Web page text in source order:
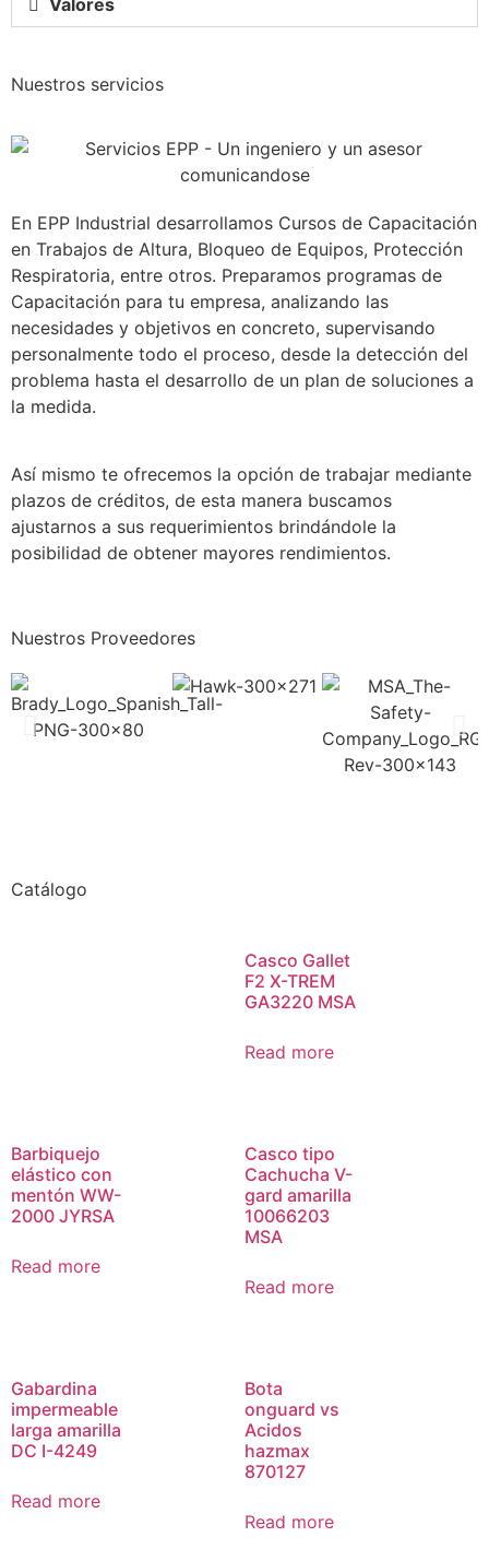
Valores
Nuestros servicios
En EPP Industrial desarrollamos Cursos de Capacitación
en Trabajos de Altura, Bloqueo de Equipos, Protección
Respiratoria, entre otros. Preparamos programas de
Capacitación para tu empresa, analizando las
necesidades y objetivos en concreto, supervisando
personalmente todo el proceso, desde la detección del
problema hasta el desarrollo de un plan de soluciones a
la medida.
Así mismo te ofrecemos la opción de trabajar mediante
plazos de créditos, de esta manera buscamos
ajustarnos a sus requerimientos brindándole la
posibilidad de obtener mayores rendimientos.
Nuestros Proveedores
Catálogo
Casco Gallet
F2 X-TREM
GA3220 MSA
Read more
Barbiquejo
elástico con
mentón WW-
2000 JYRSA
Read more
Casco tipo
Cachucha V-
gard amarilla
10066203
MSA
Read more
Gabardina
impermeable
larga amarilla
DC I-4249
Read more
Bota
onguard vs
Acidos
hazmax
870127
Read more